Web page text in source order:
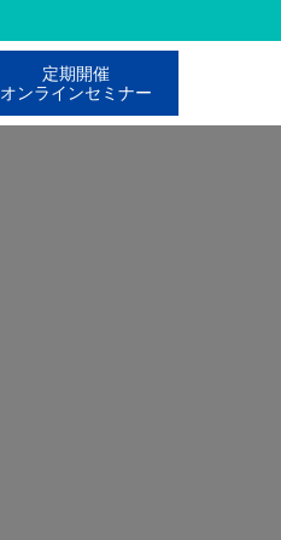
定期開催
オンラインセミナー